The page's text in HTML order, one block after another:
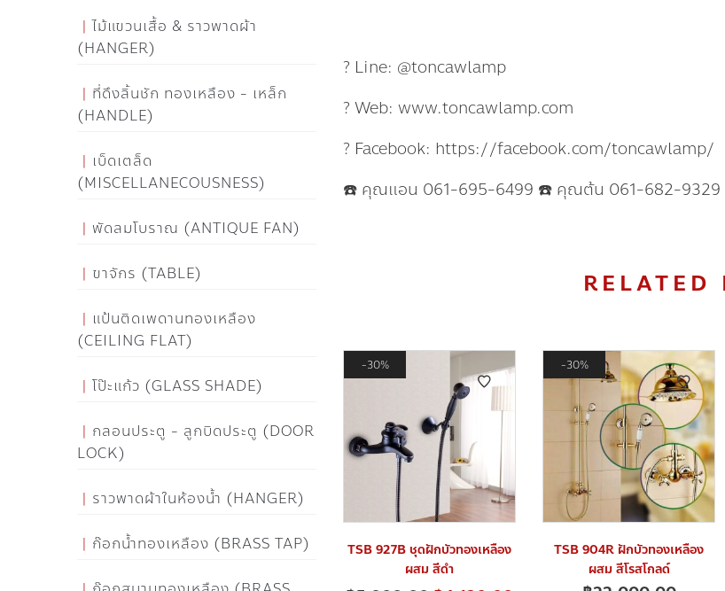
? Line: @toncawlamp
? Web: www.toncawlamp.com
? Facebook: https://facebook.com/toncawlamp/
☎️ คุณแอน 061-695-6499 ☎️ คุณต้น 061-682-9329
RELATED
30%
TSB 927B ชุดฝักบัวทองเหลือง
ผสม สีดำ
30%
TSB 904R ฝักบัวทองเหลือง
ผสม สีโรสโกลด์
ไม้แขวนเสื้อ & ราวพาดผ้า
(HANGER)
ที่ดึงลิ้นชัก ทองเหลือง - เหล็ก
(HANDLE)
เบ็ดเตล็ด
(MISCELLANECOUSNESS)
พัดลมโบราณ (ANTIQUE FAN)
ขาจักร (TABLE)
แป้นติดเพดานทองเหลือง
(CEILING FLAT)
โป๊ะแก้ว (GLASS SHADE)
กลอนประตู - ลูกบิดประตู (DOOR
LOCK)
ราวพาดผ้าในห้องน้ำ (HANGER)
ก๊อกน้ำทองเหลือง (BRASS TAP)